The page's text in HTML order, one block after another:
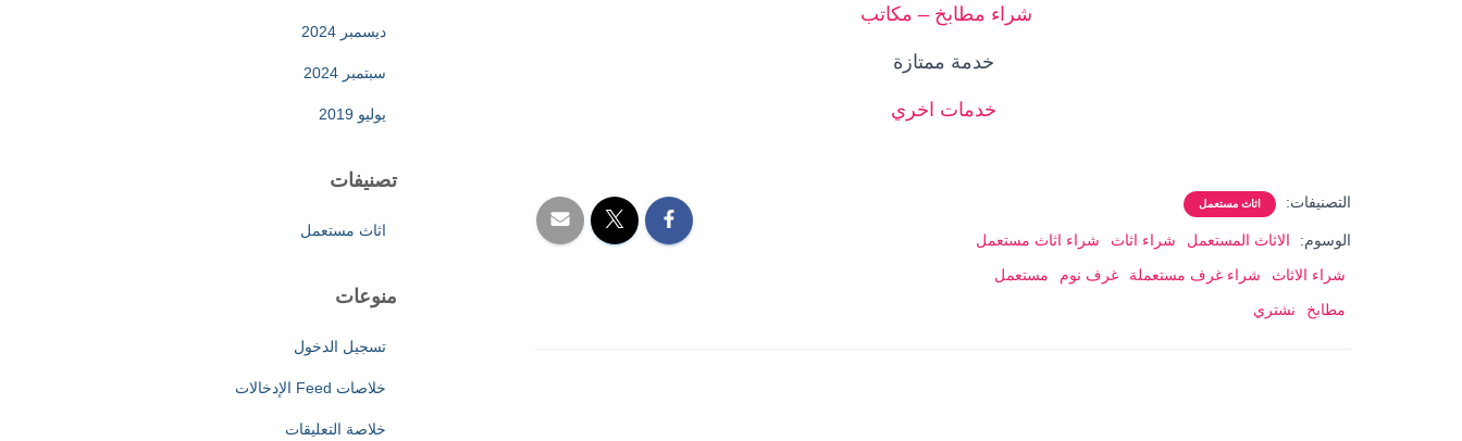
شراء مطابخ – مكاتب
خدمة ممتازة
خدمات اخر ي
التصنيفات: اثاث مستعمل
الوسوم: الاثاث المستعمل شراء اثاث
شراء اثاث مستعمل
شراء الاثاث
شراء غرف مستعملة غرف نوم
مستعمل
مطابخ
نشتري
ديسمبر 2024
سبتمبر 2024
يوليو 2019
تصنيفات
اثاث مستعمل
منوعات
تسجيل الدخول
خلاصات Feed الإدخالات
خلاصة التعليقات